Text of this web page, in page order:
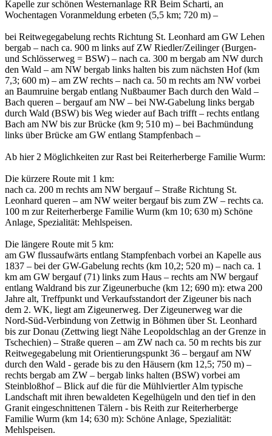
Kapelle zur schönen Westernanlage RR Beim Scharti, an
Wochentagen Voranmeldung erbeten (5,5 km; 720 m) –
bei Reitwegegabelung rechts Richtung St. Leonhard am GW Lehen
bergab – nach ca. 900 m links auf ZW Riedler/Zeilinger (Burgen-
und Schlösserweg = BSW) – nach ca. 300 m bergab am NW durch
den Wald – am NW bergab links halten bis zum nächsten Hof (km
7,3; 600 m) – am ZW rechts – nach ca. 50 m rechts am NW vorbei
an Baumruine bergab entlang Nußbaumer Bach durch den Wald –
Bach queren – bergauf am NW – bei NW-Gabelung links bergab
durch Wald (BSW) bis Weg wieder auf Bach trifft – rechts entlang
Bach am NW bis zur Brücke (km 9; 510 m) – bei Bachmündung
links über Brücke am GW entlang Stampfenbach –
Ab hier 2 Möglichkeiten zur Rast bei Reiterherberge Familie Wurm:
Die kürzere Route mit 1 km:
nach ca. 200 m rechts am NW bergauf – Straße Richtung St.
Leonhard queren – am NW weiter bergauf bis zum ZW – rechts ca.
100 m zur Reiterherberge Familie Wurm (km 10; 630 m) Schöne
Anlage, Spezialität: Mehlspeisen.
Die längere Route mit 5 km:
am GW flussaufwärts entlang Stampfenbach vorbei an Kapelle aus
1837 – bei der GW-Gabelung rechts (km 10,2; 520 m) – nach ca. 1
km am GW bergauf (71) links zum Haus – rechts am NW bergauf
entlang Waldrand bis zur Zigeunerbuche (km 12; 690 m): etwa 200
Jahre alt, Treffpunkt und Verkaufsstandort der Zigeuner bis nach
dem 2. WK, liegt am Zigeunerweg. Der Zigeunerweg war die
Nord-Süd-Verbindung von Zettwig in Böhmen über St. Leonhard
bis zur Donau (Zettwing liegt Nähe Leopoldschlag an der Grenze in
Tschechien) – Straße queren – am ZW nach ca. 50 m rechts bis zur
Reitwegegabelung mit Orientierungspunkt 36 – bergauf am NW
durch den Wald - gerade bis zu den Häusern (km 12,5; 750 m) –
rechts bergab am ZW – bergab links halten (BSW) vorbei am
Steinbloßhof – Blick auf die für die Mühlviertler Alm typische
Landschaft mit ihren bewaldeten Kegelhügeln und den tief in den
Granit eingeschnittenen Tälern - bis Reith zur Reiterherberge
Familie Wurm (km 14; 630 m): Schöne Anlage, Spezialität:
Mehlspeisen.